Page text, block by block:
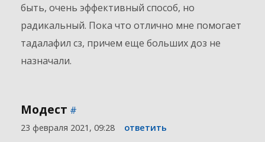
быть, очень эффективный способ, но
радикальный. Пока что отлично мне помогает
тадалафил сз, причем еще больших доз не
назначали.
Модест #
23 февраля 2021, 09:28 ответить